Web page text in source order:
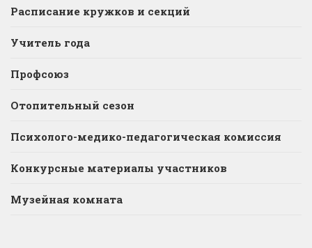
Расписание кружков и секций
Учитель года
Профсоюз
Отопительный сезон
Психолого-медико-педагогическая комиссия
Конкурсные материалы участников
Музейная комната